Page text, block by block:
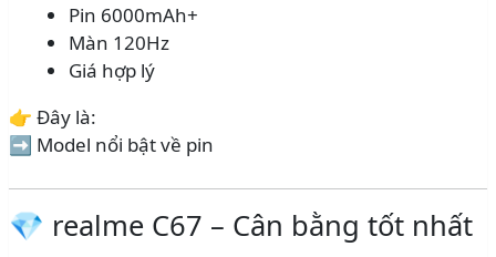
Pin 6000mAh+
Màn 120Hz
Giá hợp lý
👉 Đây là:
➡️ Model nổi bật về pin
💎 realme C67 – Cân bằng tốt nhất